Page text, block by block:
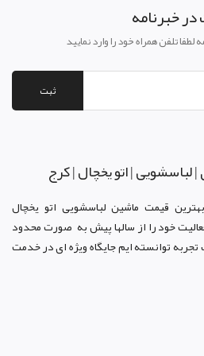
خبرنامه
تلفن همراه خود را وارد نمایید
ثبت
لباسشویی | اتو یخچال | کرج
قیمت ماشین لباسشویی اتو یخچال
خود را از سالها پیش به صورت محدود
توانسته ایم جایگاه ویژه ای در خدمت